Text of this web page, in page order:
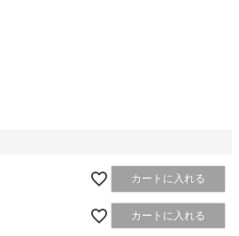
カートに入れる
カートに入れる